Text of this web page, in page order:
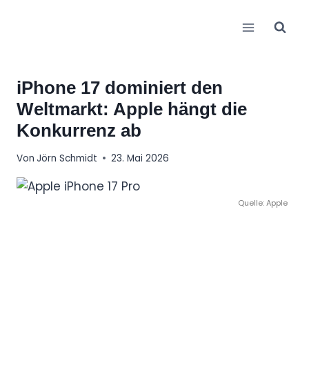
iPhone 17 dominiert den
Weltmarkt: Apple hängt die
Konkurrenz ab
Von Jörn Schmidt 23. Mai 2026
Quelle: Apple